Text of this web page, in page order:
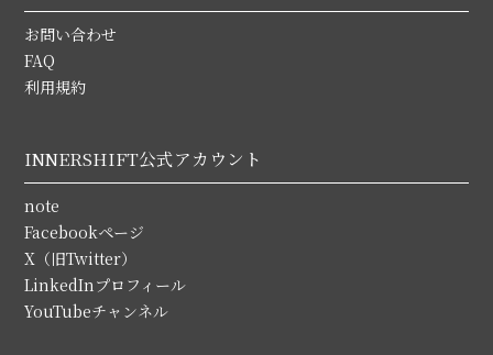
お問い合わせ
FAQ
利用規約
INNERSHIFT公式アカウント
note
Facebookページ
X（旧Twitter）
LinkedInプロフィール
YouTubeチャンネル